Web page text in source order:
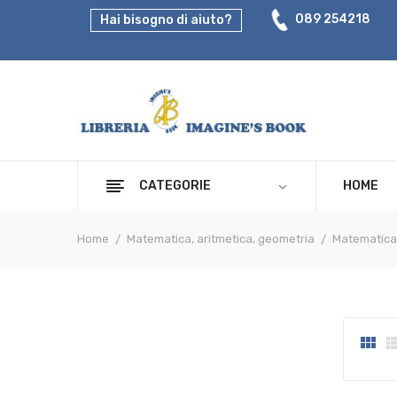
Hai bisogno di aiuto? 089 254218
CATEGORIE HOME
Home Matematica, aritmetica, geometria
